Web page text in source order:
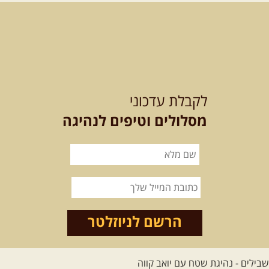
נצא מצומת גולנו למסע שטח מרתק
האם אתם מחפשים חוויה מיוחדת
בטבע? מחפשים חוויה שתעניק לכם ...
שישי- ממרומי
הגליל העליון למורדות הירדן
נצא מג'ש שבמורדות הר מירון, נמשיך
לאורך נחל דישון ונעצור ...[המשך]
לכל הטיולים
לקבלת עדכוני
מסלולים וטיפים לנהיגה
הרשם לניוזלטר